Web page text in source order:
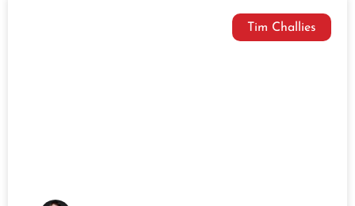
Tim Challies